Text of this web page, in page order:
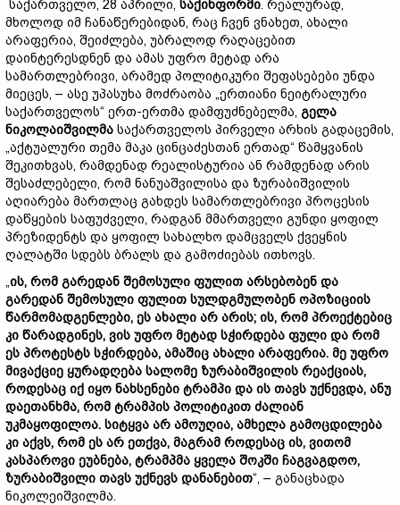
საქართველო, 28 აპრილი, საქინფორმი. რეალურად,
მხოლოდ იმ ჩანაწერებიდან, რაც ჩვენ ვნახეთ, ახალი
არაფერია, შეიძლება, უბრალოდ რაღაცებით
დაინტერესდნენ და ამას უფრო მეტად არა
სამართლებრივი, არამედ პოლიტიკური შეფასებები უნდა
მიეცეს, – ასე უპასუხა მოძრაობა „ერთიანი ნეიტრალური
საქართველოს“ ერთ-ერთმა დამფუძნებელმა, გელა
ნიკოლაიშვილმა საქართველოს პირველი არხის გადაცემის,
„აქტუალური თემა მაკა ცინცაძესთან ერთად“ წამყვანის
შეკითხვას, რამდენად რეალისტურია ან რამდენად არის
შესაძლებელი, რომ ნანუაშვილისა და ზურაბიშვილის
აღიარება მართლაც გახდეს სამართლებრივი პროცესის
დაწყების საფუძველი, რადგან მმართველი გუნდი ყოფილ
პრეზიდენტს და ყოფილ სახალხო დამცველს ქვეყნის
ღალატში სდებს ბრალს და გამოძიებას ითხოვს.
„ის, რომ გარედან შემოსული ფულით არსებობენ და
გარედან შემოსული ფულით სულდგმულობენ ოპოზიციის
წარმომადგენლები, ეს ახალი არ არის; ის, რომ პროექტებიც
კი წარადგინეს, ვის უფრო მეტად სჭირდება ფული და რომ
ეს პროტესტს სჭირდება, ამაშიც ახალი არაფერია. მე უფრო
მივაქციე ყურადღება სალომე ზურაბიშვილის რეაქციას,
როდესაც იქ იყო ნახსენები ტრამპი და ის თავს უქნევდა, ანუ
დაეთანხმა, რომ ტრამპის პოლიტიკით ძალიან
უკმაყოფილოა. სიტყვა არ ამოუღია, ამხელა გამოცდილება
კი აქვს, რომ ეს არ ეთქვა, მაგრამ როდესაც ის, ვითომ
კასპაროვი ეუბნება, ტრამპმა ყველა შოკში ჩაგვაგდოო,
ზურაბიშვილი თავს უქნევს დანანებით“, – განაცხადა
ნიკოლეიშვილმა.